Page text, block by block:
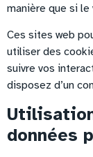
manière que si
Ces sites web
utiliser des
suivre vos
disposez d’un
données